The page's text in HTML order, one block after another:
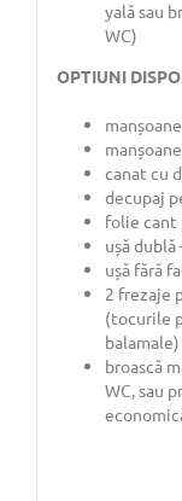
yală sau
WC)
OPTIUNI
canat cu
decupaj
folie cant
ușă dublă
ușă fără
2 frezaje
(tocurile
balamale)
broască
WC, sau